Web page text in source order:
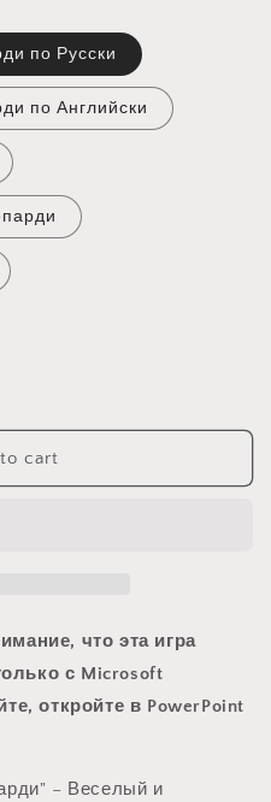
по Русски
по Английски
cart
что эта игра
с Microsoft
откройте в PowerPoint
– Веселый и